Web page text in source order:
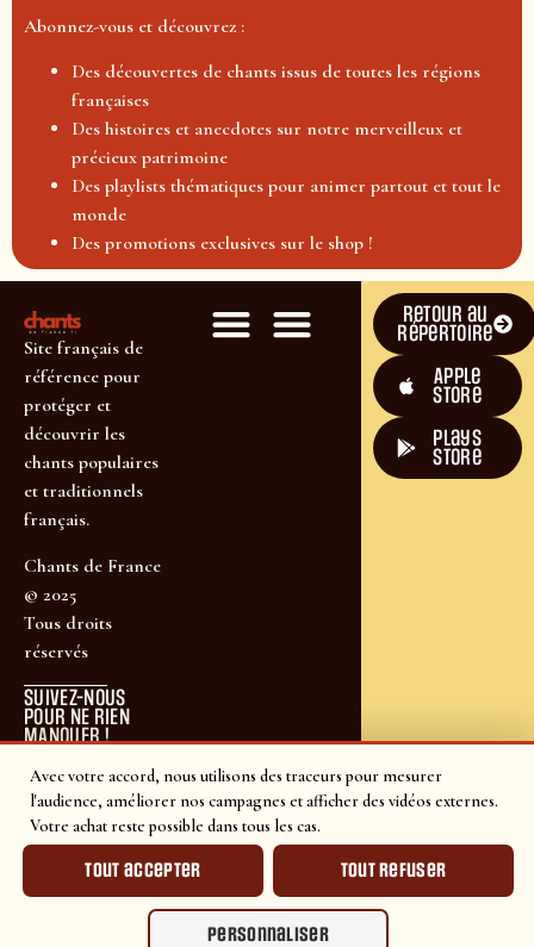
Avec votre accord, nous utilisons des traceurs pour mesurer
l'audience, améliorer nos campagnes et afficher des vidéos externes.
Votre achat reste possible dans tous les cas.
Tout accepter Tout refuser
Personnaliser
Abonnez-vous et découvrez :
Des découvertes de chants issus de toutes les régions
françaises
Des histoires et anecdotes sur notre merveilleux et
précieux patrimoine
Des playlists thématiques pour animer partout et tout le
monde
Des promotions exclusives sur le shop !
Site français de
référence pour
protéger et
découvrir les
chants populaires
et traditionnels
français.
Chants de France
© 2025
Tous droits
réservés
SUIVEZ-NOUS
POUR NE RIEN
MANQUER !
Retour au
répertoire
Apple
Store
plays
store